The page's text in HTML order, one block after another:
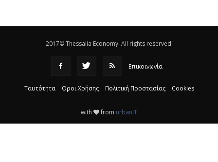
2017© Thessalia Economy. All rights reserved.
Επικοινωνία
Ταυτότητα Όροι Χρήσης Πολιτική Προστασίας Cookies
with from urbanIT